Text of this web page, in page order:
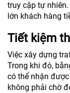
truy cập tự
lớn khách hàng
Tiết kiệm
Việc xây dựng
Trong khi đó,
có thể nhận
không phải chờ